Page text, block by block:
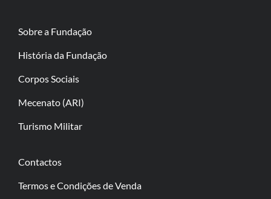
Sobre a Fundação
História da Fundação
Corpos Sociais
Mecenato (ARI)
Turismo Militar
Contactos
Termos e Condições de Venda